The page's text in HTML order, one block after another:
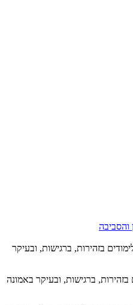
והסביבה
בזהירות, ברגישות, ובעיקר
ברגישות, ובעיקר באמונה